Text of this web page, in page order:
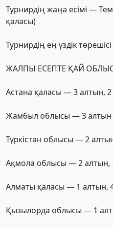
Турнирдің жаңа есімі —
қаласы)
Турнирдің ең үздік
ЖАЛПЫ ЕСЕПТЕ ҚАЙ
Астана қаласы — 3 алтын, 2
Жамбыл облысы — 3 алтын
Түркістан облысы — 2
Ақмола облысы — 2 алтын,
Алматы қаласы — 1 алтын,
Қызылорда облысы — 1